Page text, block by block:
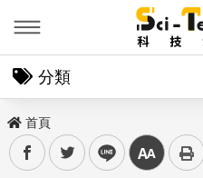
分類
首頁
facebooktwitter line 中